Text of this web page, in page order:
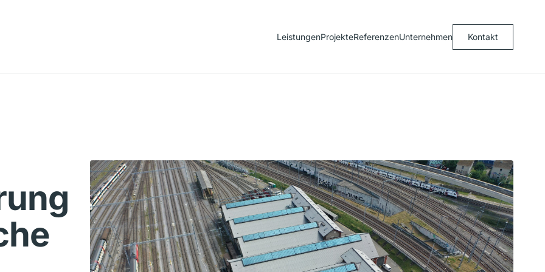
LeistungenProjekteReferenzenUnternehmen Kontakt